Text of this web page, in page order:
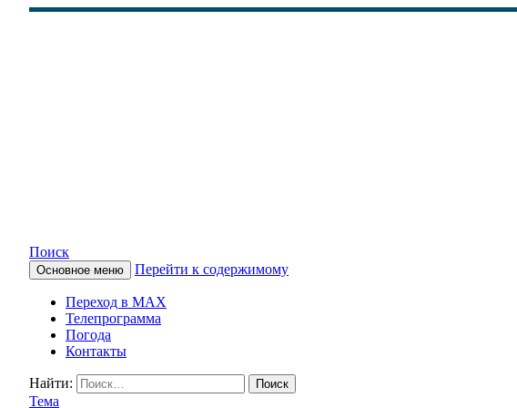
КАМЧАТСКОЕ
Поиск
Основное меню Перейти к содержимому
Переход в MAX
Телепрограмма
Погода
Контакты
Найти:
Тема